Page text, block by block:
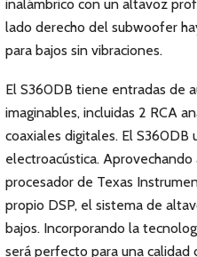
inalámbrico con un altavoz
lado derecho del subwoofer
para bajos sin vibraciones.
El S360DB tiene entradas de
imaginables, incluidas 2 RCA
coaxiales digitales. El
electroacústica.
procesador de Texas
propio DSP, el sistema de
bajos. Incorporando la
será perfecto para una